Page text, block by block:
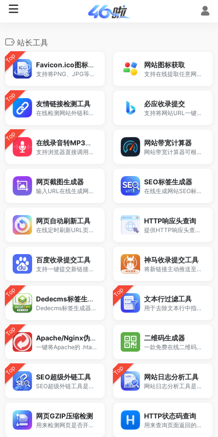
站长工具
Top Favicon.ico图标生成器
支持将PNG、JPG等图片一键转换为ICO网站图标。
网站图标获取
支持在线提取任意网站的 favicon.ico 图标，输入网址即可快速获取高清图标并支持下载。
Top 友情链接检测工具
在线检测网站外链和反链情况，自动识别友情链接是否存在。
必应收录提交
支持将网站URL一键提交至必应Bing搜索引擎收录接口。
Top 在线录音转MP3工具
支持浏览器直接调用麦克风进行音频录制，一键生成并下载MP3文件。
网站带宽计算器
网站带宽计算器可根据页面大小、当前带宽、打开时间和日均PV，快速估算服务器带宽需求、同时在线人数及月流量消耗，适用于网站优化、服务器配置和带宽预算评估。
网页截图生成器
输入URL在线生成网站截图、网页截图和预览图。
SEO标签生成器
在线生成网站SEO标题、关键词和描述，帮助快速优化网站SEO设置，提高搜索引擎排名。
网页自动刷新工具
在线定时刷新URL页面，可自定义刷新间隔秒数，实现自动刷新网页。
HTTP响应头查询
提供HTTP响应头查询工具，支持获取网站Header信息、重定向路径与服务器响应数据。
百度收录提交工具
支持一键提交新链接至百度站长平台推送接口。
神马收录提交工具
将新链接主动推送至神马搜索的实用工具。
Top Dedecms标签生成器
Dedecms标签生成器支持生成常用Dede调用标签，包括arclist、channel等标签代码，提供标签大全与参数配置，适用于织梦CMS模板开发与标签调用学习。
Top 文本行过滤工具
用于去除文本行中指定的内容。
Top Apache/Nginx伪静态互转
一键将Apache的 .htaccess Rewrite伪静态规则语法转换为Nginx格式。
二维码生成器
一款免费在线二维码制作工具。
Top SEO超级外链工具
SEO超级外链工具是一款支持在线全自动批量生成外链的推广工具。
Top 网站日志分析工具
网站日志分析工具是一款免费的在线日志解析工具，支持Nginx、Apache等服务器访问日志分析。
网页GZIP压缩检测
用来检测网页是否开启GZIP压缩。
HTTP状态码查询
用来查询页面返回的状态。